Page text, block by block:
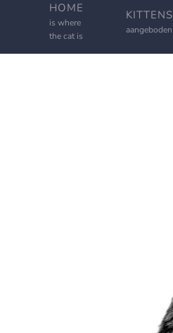
HOME
is where
the cat is
KITTENS
aangeboden